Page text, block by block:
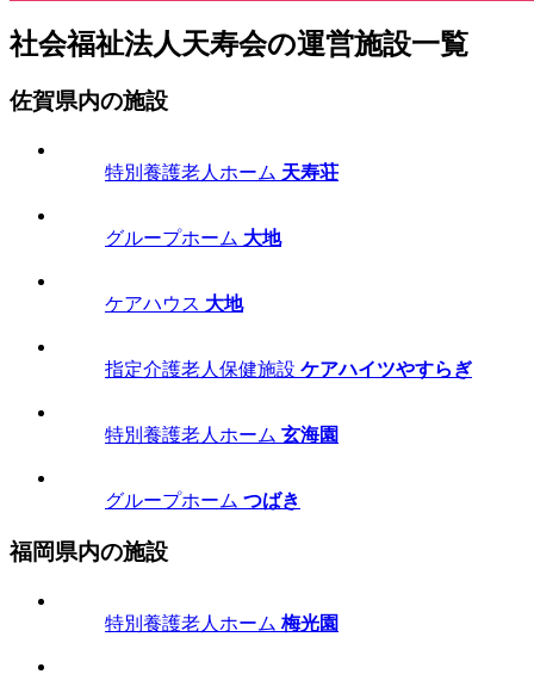
社会福祉法人天寿会の運営施設一覧
佐賀県内の施設
特別養護老人ホーム 天寿荘
グループホーム 大地
ケアハウス 大地
指定介護老人保健施設 ケアハイツやすらぎ
特別養護老人ホーム 玄海園
グループホーム つばき
福岡県内の施設
特別養護老人ホーム 梅光園